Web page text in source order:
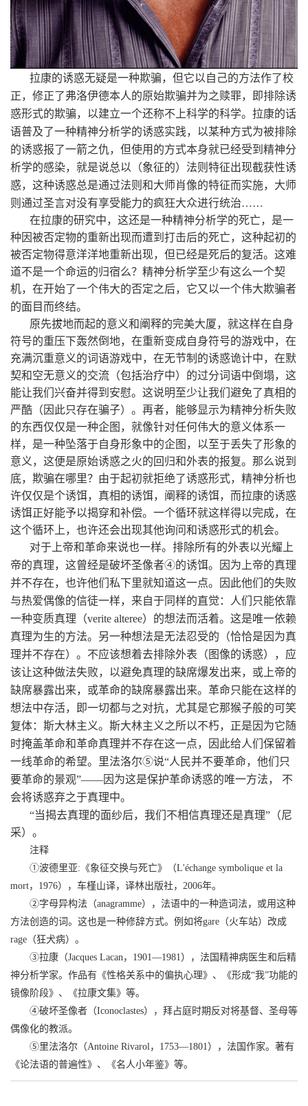
拉康的诱惑无疑是一种欺骗，但它以自己的方法作了校
正，修正了弗洛伊德本人的原始欺骗并为之赎罪，即排除诱
惑形式的欺骗，以建立一个还称不上科学的科学。拉康的话
语普及了一种精神分析学的诱惑实践，以某种方式为被排除
的诱惑报了一箭之仇，但使用的方式本身就已经受到精神分
析学的感染，就是说总以（象征的）法则特征出现截获性诱
惑，这种诱惑总是通过法则和大师肖像的特征而实施，大师
则通过圣言对没有享受能力的疯狂大众进行统治……
在拉康的研究中，这还是一种精神分析学的死亡，是一
种因被否定物的重新出现而遭到打击后的死亡，这种起初的
被否定物得意洋洋地重新出现，但已经是死后的复活。这难
道不是一个命运的归宿么？精神分析学至少有这么一个契
机，在开始了一个伟大的否定之后，它又以一个伟大欺骗者
的面目而终结。
原先拔地而起的意义和阐释的完美大厦，就这样在自身
符号的重压下轰然倒地，在重新变成自身符号的游戏中，在
充满沉重意义的词语游戏中，在无节制的诱惑诡计中，在默
契和空无意义的交流（包括治疗中）的过分词语中倒塌，这
能让我们兴奋并得到安慰。这说明至少让我们避免了真相的
严酷（因此只存在骗子）。再者，能够显示为精神分析失败
的东西仅仅是一种企图，就像针对任何伟大的意义体系一
样，是一种坠落于自身形象中的企图，以至于丢失了形象的
意义，这便是原始诱惑之火的回归和外表的报复。那么说到
底，欺骗在哪里？由于起初就拒绝了诱惑形式，精神分析也
许仅仅是个诱饵，真相的诱饵，阐释的诱饵，而拉康的诱惑
诱饵正好能予以揭穿和补偿。一个循环就这样得以完成，在
这个循环上，也许还会出现其他询问和诱惑形式的机会。
对于上帝和革命来说也一样。排除所有的外表以光耀上
帝的真理，这曾经是破坏圣像者④的诱饵。因为上帝的真理
并不存在，也许他们私下里就知道这一点。因此他们的失败
与热爱偶像的信徒一样，来自于同样的直觉：人们只能依靠
一种变质真理（verite alteree）的想法而活着。这是唯一依赖
真理为生的方法。另一种想法是无法忍受的（恰恰是因为真
理并不存在）。不应该想着去排除外表（图像的诱惑），应
该让这种做法失败，以避免真理的缺席爆发出来，或上帝的
缺席暴露出来，或革命的缺席暴露出来。革命只能在这样的
想法中存活，即一切都与之对抗，尤其是它那猴子般的可笑
复体：斯大林主义。斯大林主义之所以不朽，正是因为它随
时掩盖革命和革命真理并不存在这一点，因此给人们保留着
一线革命的希望。里法洛尔⑤说“人民并不要革命，他们只
要革命的景观”——因为这是保护革命诱惑的唯一方法， 不
会将诱惑弃之于真理中。
“当揭去真理的面纱后，我们不相信真理还是真理”（尼
采）。
注释
①波德里亚: 《象征交换与死亡》（L'échange symbolique et la
mort， 1976），车槿山译，译林出版社， 2006年。
②字母异构法（anagramme），法语中的一种造词法，或用这种
方法创造的词。这也是一种修辞方式。例如将gare （火车站）改成
rage （狂犬病）。
③拉康（Jacques Lacan ， 1901—1981 ），法国精神病医生和后精
神分析学家。作品有《性格关系中的偏执心理》、《形成“我”功能的
镜像阶段》、《拉康文集》等。
④破坏圣像者（Iconoclastes），拜占庭时期反对将基督、圣母等
偶像化的教派。
⑤里法洛尔（Antoine Rivarol ， 1753—1801 ），法国作家。著有
《论法语的普遍性》、《名人小年鉴》等。